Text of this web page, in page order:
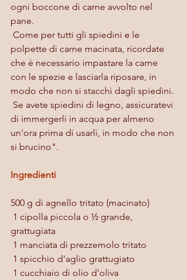
ogni boccone di carne avvolto nel
pane.
Come per tutti gli spiedini e le
polpette di carne macinata, ricordate
che è necessario impastare la carne
con le spezie e lasciarla riposare, in
modo che non si stacchi dagli spiedini.
Se avete spiedini di legno, assicuratevi
di immergerli in acqua per almeno
un'ora prima di usarli, in modo che non
si brucino".
Ingredienti
500 g di agnello tritato (macinato)
1 cipolla piccola o ½ grande,
grattugiata
1 manciata di prezzemolo tritato
1 spicchio d'aglio grattugiato
1 cucchiaio di olio d'oliva